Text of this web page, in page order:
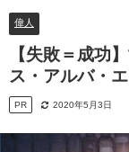
偉人
【失敗＝成功
ス・アルバ・
PR 2020年5月3日